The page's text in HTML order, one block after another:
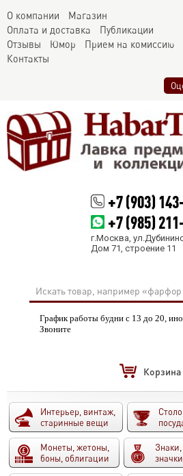
О компании
Магазин
Оплата и доставка
Публикации
Отзывы
Юмор
Прием на комиссию
Контакты
+7 (903)
+7 (985)
г.Москва,
Дом 71, строение 11
График работы будни с 13 до 20,
Звоните
Корзина
Интерьер, винтаж,
старинные вещи
Монеты, жетоны,
боны, облигации